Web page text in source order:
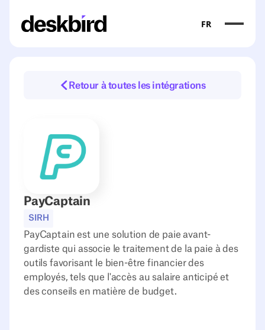
FR
Retour à toutes les intégrations
PayCaptain
SIRH
PayCaptain est une solution de paie avant-
gardiste qui associe le traitement de la paie à des
outils favorisant le bien-être financier des
employés, tels que l'accès au salaire anticipé et
des conseils en matière de budget.